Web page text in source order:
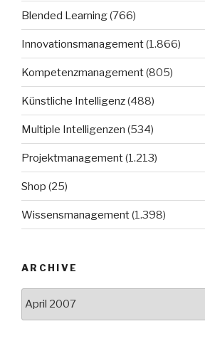
Blended Learning(766)
Innovationsmanagement(1.866)
Kompetenzmanagement(805)
Künstliche Intelligenz(488)
Multiple Intelligenzen (534)
Projektmanagement(1.213)
Shop (25)
Wissensmanagement(1.398)
ARCHIVE